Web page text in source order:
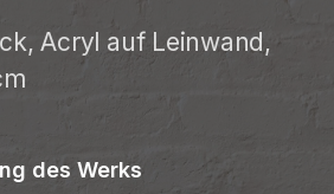
Acryl auf Leinwand,
des Werks